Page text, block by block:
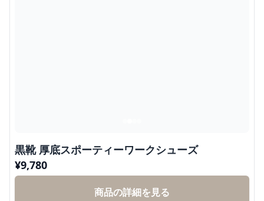
黒靴 厚底スポーティーワークシューズ
¥9,780
商品の詳細を見る